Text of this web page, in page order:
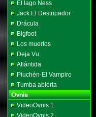
El lago Ness
Jack El Destripador
Drácula
Bigfoot
Los muertos
Deja Vu
Atlántida
Piuchén-El Vampiro
Tumba abierta
VideoOvnis 1
VideoOvnis 2